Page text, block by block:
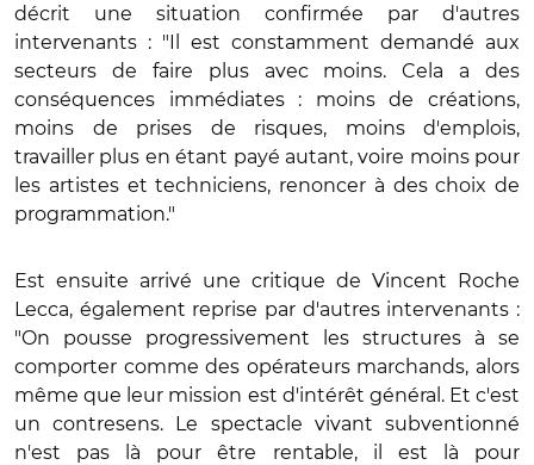
décrit une situation confirmée par d'autres
intervenants : "Il est constamment demandé aux
secteurs de faire plus avec moins. Cela a des
conséquences immédiates : moins de créations,
moins de prises de risques, moins d'emplois,
travailler plus en étant payé autant, voire moins pour
les artistes et techniciens, renoncer à des choix de
programmation."
Est ensuite arrivé une critique de Vincent Roche
Lecca, également reprise par d'autres intervenants :
"On pousse progressivement les structures à se
comporter comme des opérateurs marchands, alors
même que leur mission est d'intérêt général. Et c'est
un contresens. Le spectacle vivant subventionné
n'est pas là pour être rentable, il est là pour